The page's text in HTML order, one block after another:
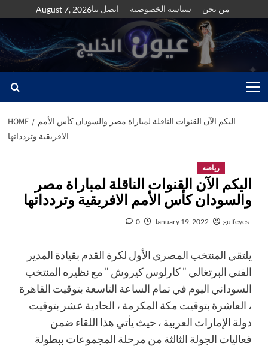
to
content
August 7, 2026اتصل بنا سياسة الخصوصية من نحن
Menu
HOME
اليكم الآن القنوات الناقلة لمباراة مصر والسودان كأس الأمم
الافريقية وتردداتها
رياضه
اليكم الآن القنوات الناقلة لمباراة مصر
والسودان كأس الأمم الافريقية وتردداتها
gulfeyes
January 19, 2022
0
يلتقي المنتخب المصري الأول لكرة القدم بقيادة المدير
الفني البرتغالي ” كارلوس كيروش ” مع نظيره المنتخب
السوداني اليوم في تمام الساعة التاسعة بتوقيت القاهرة
، العاشرة بتوقيت مكة المكرمة ، الحادية عشر بتوقيت
دولة الإمارات العربية ، حيث يأتي هذا اللقاء ضمن
فعاليات الجولة الثالثة من مرحلة المجموعات ببطولة